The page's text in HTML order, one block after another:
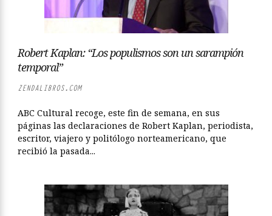
Robert Kaplan: “Los populismos son un sarampión
temporal”
ZENDALIBROS.COM
ABC Cultural recoge, este fin de semana, en sus
páginas las declaraciones de Robert Kaplan, periodista,
escritor, viajero y politólogo norteamericano, que
recibió la pasada...